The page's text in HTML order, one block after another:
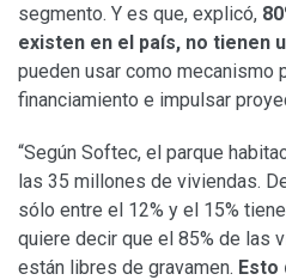
segmento. Y es que, explicó,
existen en el país, no tienen
pueden usar como mecanismo
financiamiento e impulsar
“Según Softec, el parque
las 35 millones de viviendas.
sólo entre el 12% y el 15%
quiere decir que el 85% de las
están libres de gravamen. Esto